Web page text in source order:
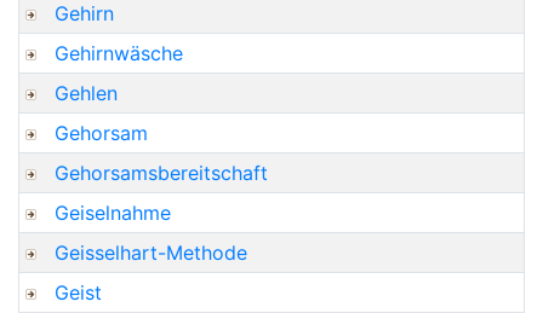
Gehirn
Gehirnwäsche
Gehlen
Gehorsam
Gehorsamsbereitschaft
Geiselnahme
Geisselhart-Methode
Geist